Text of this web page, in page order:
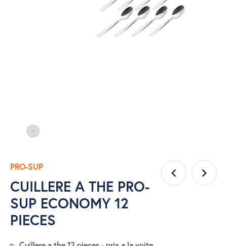
PRO-SUP
CUILLERE A THE PRO-
SUP ECONOMY 12
PIECES